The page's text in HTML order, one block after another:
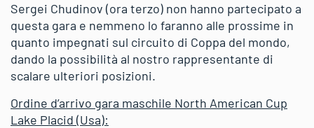
Sergei Chudinov (ora terzo) non hanno partecipato a
questa gara e nemmeno lo faranno alle prossime in
quanto impegnati sul circuito di Coppa del mondo,
dando la possibilità al nostro rappresentante di
scalare ulteriori posizioni.
Ordine d’arrivo gara maschile North American Cup
Lake Placid (Usa):